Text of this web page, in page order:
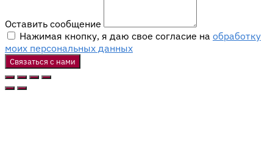
Оставить сообщение
Нажимая кнопку, я даю свое согласие на обработку
моих персональных данных
Связаться с нами